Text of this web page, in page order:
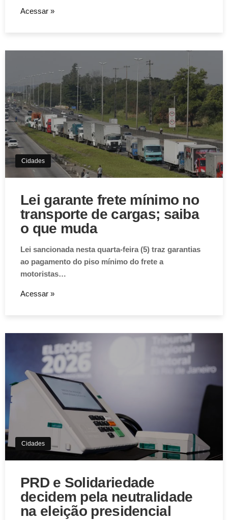
Aviso de Cookies!
Este website utiliza Cookies. Usamos cookies, garantindo
experiência única em nosso site.
Acessar »
Cidades
Lei garante frete mínimo no
transporte de cargas; saiba
o que muda
Lei sancionada nesta quarta-feira (5) traz garantias
ao pagamento do piso mínimo do frete a
motoristas…
Acessar »
Cidades
PRD e Solidariedade
decidem pela neutralidade
na eleição presidencial